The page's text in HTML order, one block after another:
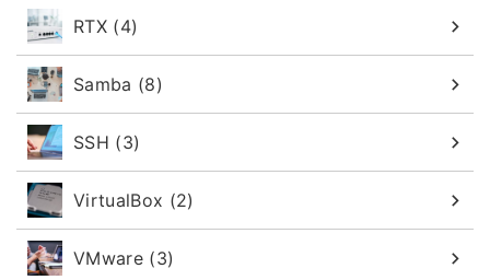
RTX (4)
Samba (8)
SSH (3)
VirtualBox (2)
VMware (3)